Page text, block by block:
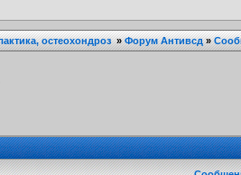
остеохондроз»Форум Антивсд»